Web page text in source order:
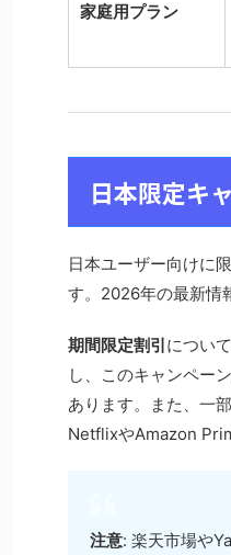
家庭用プラン
日本限定キ
日本ユーザー向けに
す。2026年の最新情
期間限定割引 につい
し、このキャンペー
あります。また、一
NetflixやAmazon
注意: 楽天市場や